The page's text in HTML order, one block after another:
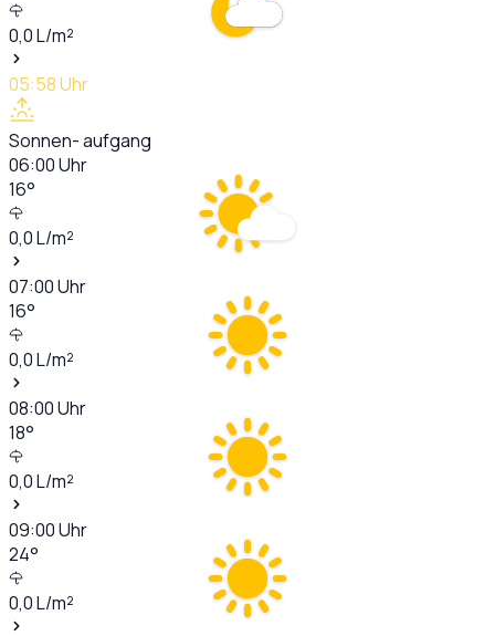
0,0L/m²
05:58Uhr
Sonnen- aufgang
06:00Uhr
16°
0,0L/m²
07:00Uhr
16°
0,0L/m²
08:00Uhr
18°
0,0L/m²
09:00Uhr
24°
0,0L/m²